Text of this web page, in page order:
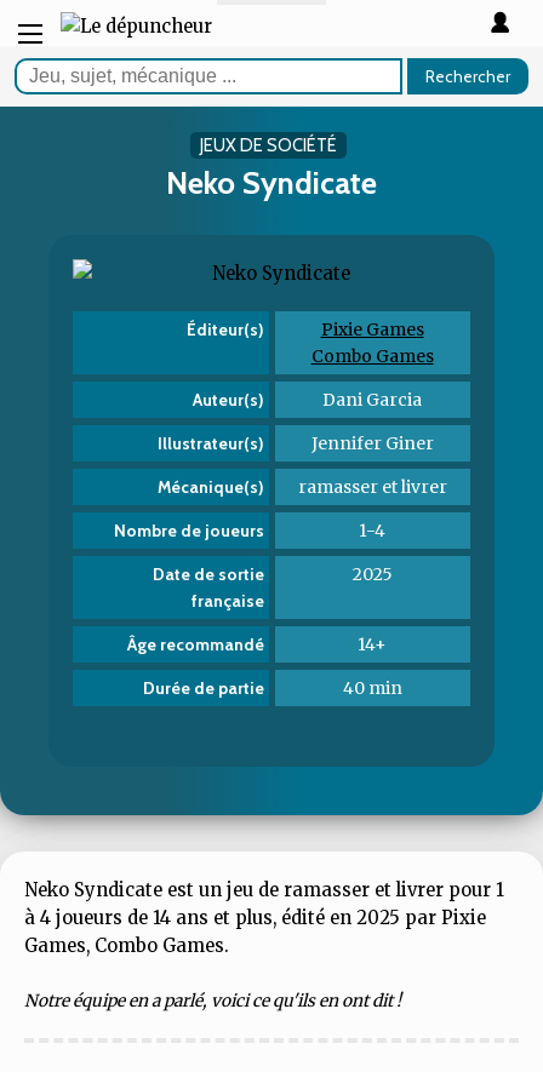
Rechercher
JEUX DE SOCIÉTÉ
Neko Syndicate
Éditeur(s)
Pixie Games
Combo Games
Auteur(s) Dani Garcia
Illustrateur(s) Jennifer Giner
Mécanique(s) ramasser et livrer
Nombre de joueurs 1-4
Date de sortie
française
2025
Âge recommandé 14+
Durée de partie 40 min
Neko Syndicate est un jeu de ramasser et livrer pour 1
à 4 joueurs de 14 ans et plus, édité en 2025 par Pixie
Games, Combo Games.
Notre équipe en a parlé, voici ce qu'ils en ont dit !